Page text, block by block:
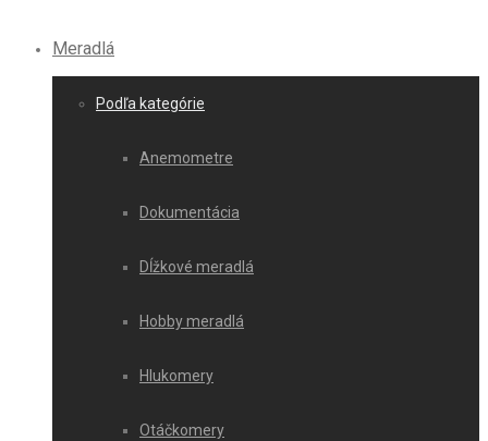
Meradlá
Podľa kategórie
Anemometre
Dokumentácia
Dĺžkové meradlá
Hobby meradlá
Hlukomery
Otáčkomery